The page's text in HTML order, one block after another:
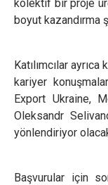
kolektif bir proje
boyut kazandırma
Katılımcılar
kariyer
Export Ukraine,
Oleksandr
yönlendiriyor
Başvurular için